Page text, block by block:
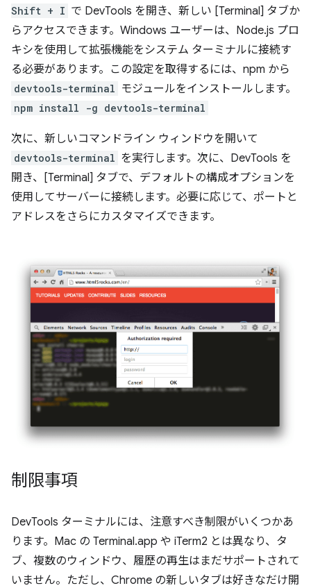
Shift + I で DevTools を開き、新しい [Terminal] タブか
らアクセスできます。Windows ユーザーは、Node.js プロ
キシを使用して拡張機能をシステム ターミナルに接続す
る必要があります。この設定を取得するには、npm から
devtools-terminal モジュールをインストールします。
npm install -g devtools-terminal
次に、新しいコマンドライン ウィンドウを開いて
devtools-terminal を実行します。次に、DevTools を
開き、[Terminal] タブで、デフォルトの構成オプションを
使用してサーバーに接続します。必要に応じて、ポートと
アドレスをさらにカスタマイズできます。
制限事項
DevTools ターミナルには、注意すべき制限がいくつかあ
ります。Mac の Terminal.app や iTerm2 とは異なり、タ
ブ、複数のウィンドウ、履歴の再生はまだサポートされて
いません。ただし、Chrome の新しいタブは好きなだけ開